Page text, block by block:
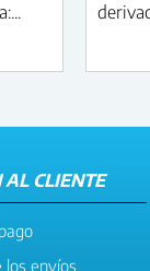
AL CLIENTE
los envíos